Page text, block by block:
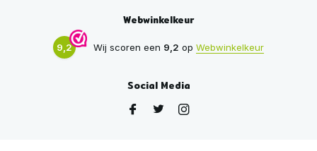
Webwinkelkeur
9,2 Wij scoren een 9,2 op Webwinkelkeur
Social Media